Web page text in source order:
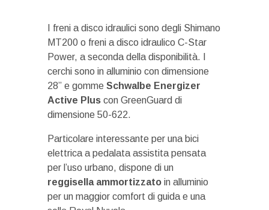
I freni a disco idraulici sono degli Shimano
MT200 o freni a disco idraulico C-Star
Power, a seconda della disponibilità. I
cerchi sono in alluminio con dimensione
28” e gomme Schwalbe Energizer
Active Plus con GreenGuard di
dimensione 50-622.
Particolare interessante per una bici
elettrica a pedalata assistita pensata
per l’uso urbano, dispone di un
reggisella ammortizzato in alluminio
per un maggior comfort di guida e una